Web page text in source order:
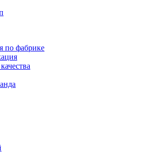
по фабрике